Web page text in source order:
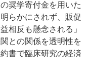
奨学寄付金を用いた
らかにされず、販促
相反も懸念される」
との関係を透明性を
書で臨床研究の経済